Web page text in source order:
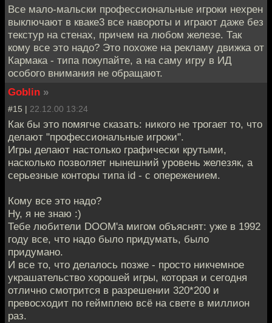
Все мало-мальски профессиональные игроки нехрен
выключают в кваке3 все навороты и играют даже без
текстур на стенах, причем на любом железе. Так
кому все это надо? Это похоже на рекламу движка от
Кармака - типа покупайте, а на саму игру в ИД
особого внимания не обращают.
Goblin »
#15 | 22.12.00 13:24
Как бы это помягче сказать: никого не трогает то, что
делают "профессиональные игроки".
Игры делают настолько графически крутыми,
насколько позволяет нынешний уровень железяк, а
серьезные конторы типа id - с опережением.
Кому все это надо?
Ну, я не знаю :)
Тебе любители DOOM'a мигом объяснят: уже в 1992
году все, что надо было придумать, было
придумано.
И все то, что делалось позже - просто никчемное
украшательство хорошей игры, которая и сегодня
отлично смотрится в разрешении 320*200 и
превосходит по геймплею всё на свете в миллион
раз.